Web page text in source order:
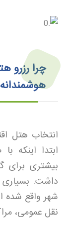
چرا رزرو
انتخاب هتل
ابتدا اینکه
بیشتری برای
داشت. بسیاری
شهر واقع شده
نقل عمومی،